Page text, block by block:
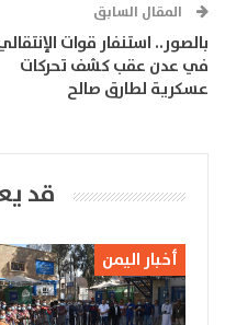
المقال السابق
بالصور.. استنفار قوات
في عدن عقب كشف تحركات
عسكرية لطارق صالح
قد
أخبار اليمن